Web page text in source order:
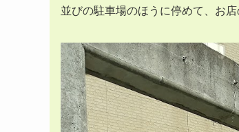
並びの駐車場のほうに停めて、お